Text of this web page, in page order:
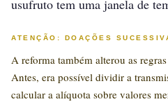
usufruto tem uma janela de
ATENÇÃO: DOAÇÕES
A reforma também alterou as
Antes, era possível dividir a
calcular a alíquota sobre valores